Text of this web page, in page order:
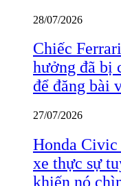
28/07/2026
Chiếc
hưởng đã bị
để đăng bài
27/07/2026
Honda
xe thực sự
khiến nó